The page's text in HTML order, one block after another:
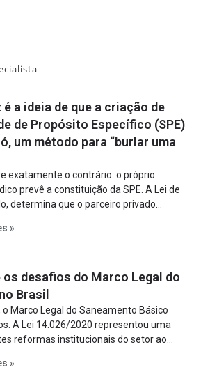
é a ideia de que a criação de
de Propósito Específico (SPE)
um método para “burlar uma
exatamente o contrário: o próprio
prevê a constituição da SPE. A Lei de
determina que o parceiro privado
seja, a suposta “fraude à licitação” é
»
os desafios do Marco Legal do
Brasil
o Marco Legal do Saneamento Básico
A Lei 14.026/2020 representou uma
reformas institucionais do setor ao
participação da iniciativa privada,
»